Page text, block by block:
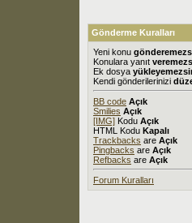
Gönderme Kuralları
Yeni konu
Konulara yanıt
Ek dosya
Kendi gönderilerinizi
BB code Açık
Smilies Açık
[IMG] Kodu Açık
HTML Kodu Kapalı
Trackbacks are Açık
Pingbacks are Açık
Refbacks are Açık
Forum Kuralları